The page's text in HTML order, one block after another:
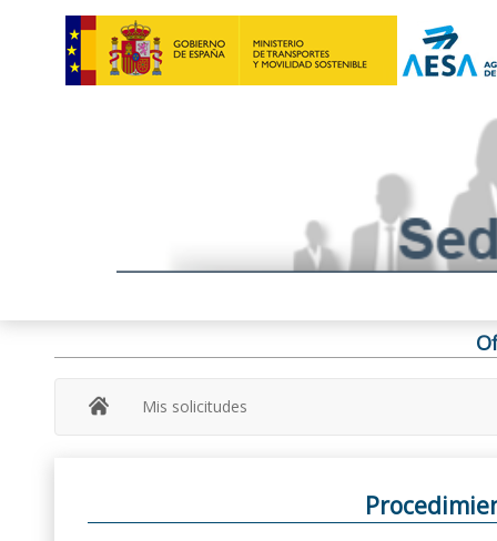
Mis solicitudes